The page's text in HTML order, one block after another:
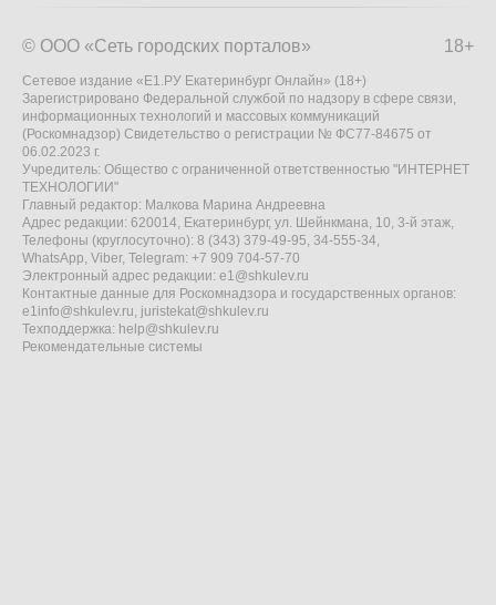
18+
© ООО «Сеть городских порталов»
Сетевое издание «Е1.РУ Екатеринбург Онлайн» (18+)
Зарегистрировано Федеральной службой по надзору в сфере связи,
информационных технологий и массовых коммуникаций
(Роскомнадзор) Свидетельство о регистрации № ФС77-84675 от
06.02.2023 г.
Учредитель: Общество с ограниченной ответственностью "ИНТЕРНЕТ
ТЕХНОЛОГИИ"
Главный редактор: Малкова Марина Андреевна
Адрес редакции: 620014, Екатеринбург, ул. Шейнкмана, 10, 3-й этаж,
Телефоны (круглосуточно): 8 (343) 379-49-95, 34-555-34,
WhatsApp, Viber, Telegram: +7 909 704-57-70
Электронный адрес редакции: e1@shkulev.ru
Контактные данные для Роскомнадзора и государственных органов:
e1info@shkulev.ru, juristekat@shkulev.ru
Техподдержка: help@shkulev.ru
Рекомендательные системы